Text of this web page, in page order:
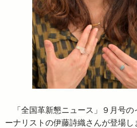
「全国革新懇ニュース」９月号の
ーナリストの伊藤詩織さんが登場